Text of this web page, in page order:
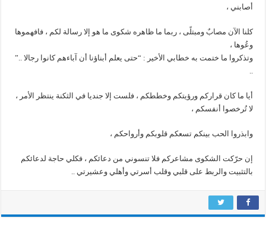
أصابني ،
كلنا الآن مصابٌ ومبتلًى ، ربما ما ظاهره شكوى ما هو إلا رسالة لكم ، فافهموها
وعُوها ،
وتذكروا ما ختمت به خطابي الأخير : “حتى يعلم أبناؤنا أن آباءهم كانوا رجالا ..”
..
أيا ما كان قراركم ورؤيتكم وخططكم ، فلست إلا جنديا في الثكنة ينتظر الأمر ،
لا تُرخصوا أنفسكم ،
وابذروا الحب بينكم تسعكم قلوبكم وأرواحكم ،
إن حرّكت الشكوى مشاعركم فلا تنسوني من دعائكم ، فكلي حاجة لدعائكم
بالتثبيت والربط على قلبي وقلب أسرتي وأهلي وعشيرتي ..